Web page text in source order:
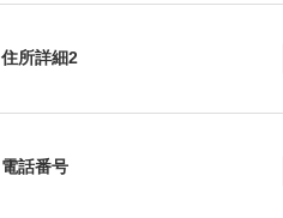
住所詳細2
電話番号